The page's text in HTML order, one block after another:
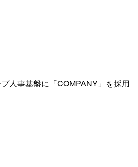
人事基盤に「COMPANY」を採用